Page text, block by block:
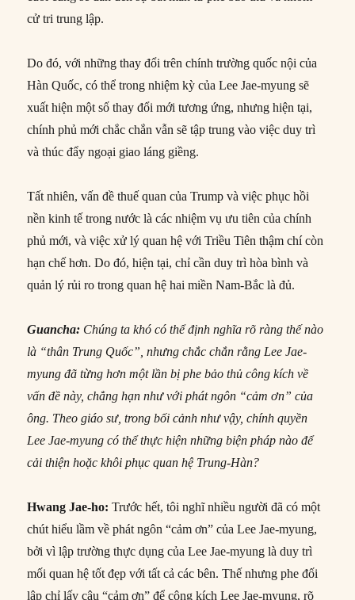
cử tri trung lập.
Do đó, với những thay đổi trên chính trường quốc nội của
Hàn Quốc, có thể trong nhiệm kỳ của Lee Jae-myung sẽ
xuất hiện một số thay đổi mới tương ứng, nhưng hiện tại,
chính phủ mới chắc chắn vẫn sẽ tập trung vào việc duy trì
và thúc đẩy ngoại giao láng giềng.
Tất nhiên, vấn đề thuế quan của Trump và việc phục hồi
nền kinh tế trong nước là các nhiệm vụ ưu tiên của chính
phủ mới, và việc xử lý quan hệ với Triều Tiên thậm chí còn
hạn chế hơn. Do đó, hiện tại, chỉ cần duy trì hòa bình và
quản lý rủi ro trong quan hệ hai miền Nam-Bắc là đủ.
Guancha: Chúng ta khó có thể định nghĩa rõ ràng thế nào
là “thân Trung Quốc”, nhưng chắc chắn rằng Lee Jae-
myung đã từng hơn một lần bị phe bảo thủ công kích về
vấn đề này, chẳng hạn như với phát ngôn “cảm ơn” của
ông. Theo giáo sư, trong bối cảnh như vậy, chính quyền
Lee Jae-myung có thể thực hiện những biện pháp nào để
cải thiện hoặc khôi phục quan hệ Trung-Hàn?
Hwang Jae-ho: Trước hết, tôi nghĩ nhiều người đã có một
chút hiểu lầm về phát ngôn “cảm ơn” của Lee Jae-myung,
bởi vì lập trường thực dụng của Lee Jae-myung là duy trì
mối quan hệ tốt đẹp với tất cả các bên. Thế nhưng phe đối
lập chỉ lấy câu “cảm ơn” để công kích Lee Jae-myung, rõ